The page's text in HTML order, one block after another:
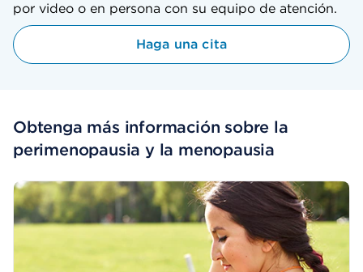
por video o en persona con su equipo de atención.
Haga una cita
Obtenga más información sobre la
perimenopausia y la menopausia